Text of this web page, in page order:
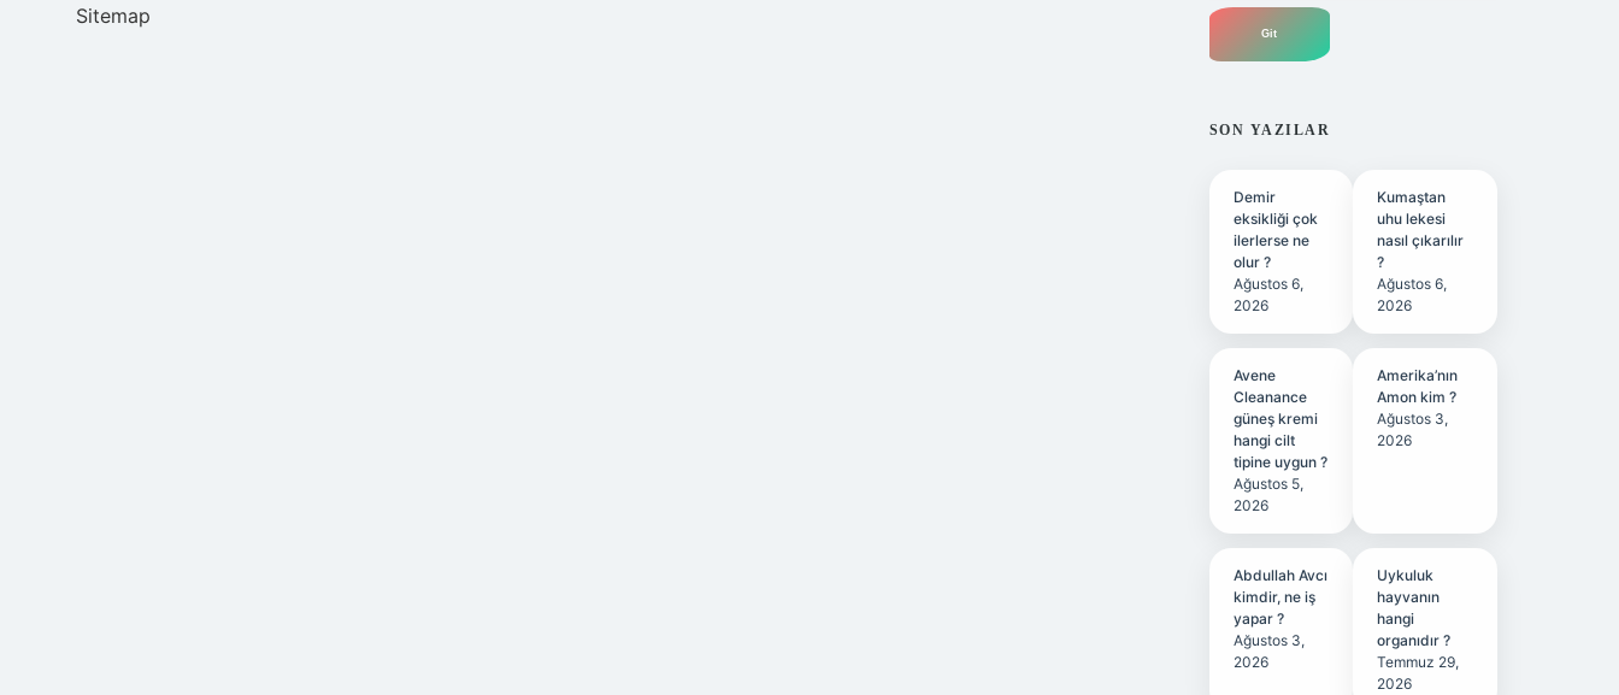
Sitemap
SON YAZILAR
Demir
eksikliği çok
ilerlerse ne
olur ?
Ağustos 6,
2026
Kumaştan
uhu lekesi
nasıl çıkarılır
?
Ağustos 6,
2026
Avene
Cleanance
güneş kremi
hangi cilt
tipine uygun ?
Ağustos 5,
2026
Amerika’nın
Amon kim ?
Ağustos 3,
2026
Abdullah Avcı
kimdir, ne iş
yapar ?
Ağustos 3,
2026
Uykuluk
hayvanın
hangi
organıdır ?
Temmuz 29,
2026